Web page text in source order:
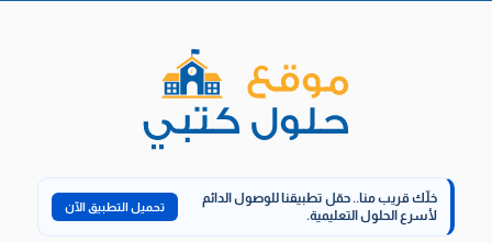
خلّك قريب منا.. حمّل تطبيقنا للوصول الدائم
لأسرع الحلول التعليمية.
تحميل التطبيق الآن